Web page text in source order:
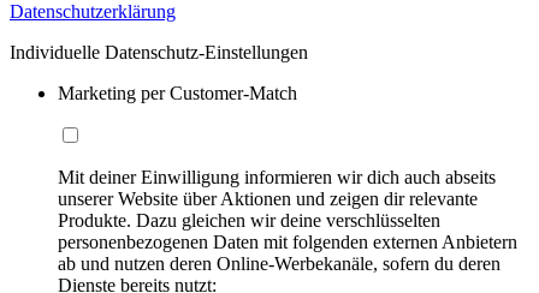
Datenschutzerklärung
Individuelle Datenschutz-Einstellungen
Marketing per Customer-Match
Mit deiner Einwilligung informieren wir dich auch abseits
unserer Website über Aktionen und zeigen dir relevante
Produkte. Dazu gleichen wir deine verschlüsselten
personenbezogenen Daten mit folgenden externen Anbietern
ab und nutzen deren Online-Werbekanäle, sofern du deren
Dienste bereits nutzt: